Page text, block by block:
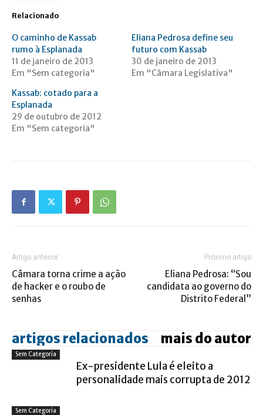
Relacionado
O caminho de Kassab
rumo à Esplanada
11 de janeiro de 2013
Em "Sem categoria"
Eliana Pedrosa define seu
futuro com Kassab
30 de janeiro de 2013
Em "Câmara Legislativa"
Kassab: cotado para a
Esplanada
29 de outubro de 2012
Em "Sem categoria"
Artigo anterior
Câmara torna crime a ação
de hacker e o roubo de
senhas
Próximo artigo
Eliana Pedrosa: “Sou
candidata ao governo do
Distrito Federal”
artigos relacionados mais do autor
Sem Categoria
Ex-presidente Lula é eleito a
personalidade mais corrupta de 2012
Sem Categoria